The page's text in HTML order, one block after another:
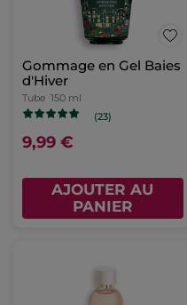
Gommage en Gel Baies
d'Hiver
Tube 150 ml
(23)
9,99 €
AJOUTER AU
PANIER